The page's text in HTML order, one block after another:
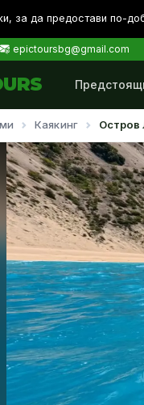
за да предостави по-
epictoursbg@gmail.com
Каякинг Остров